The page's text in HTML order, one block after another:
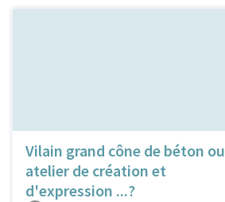
Vilain grand cône de béton ou
atelier de création et
d'expression ...?